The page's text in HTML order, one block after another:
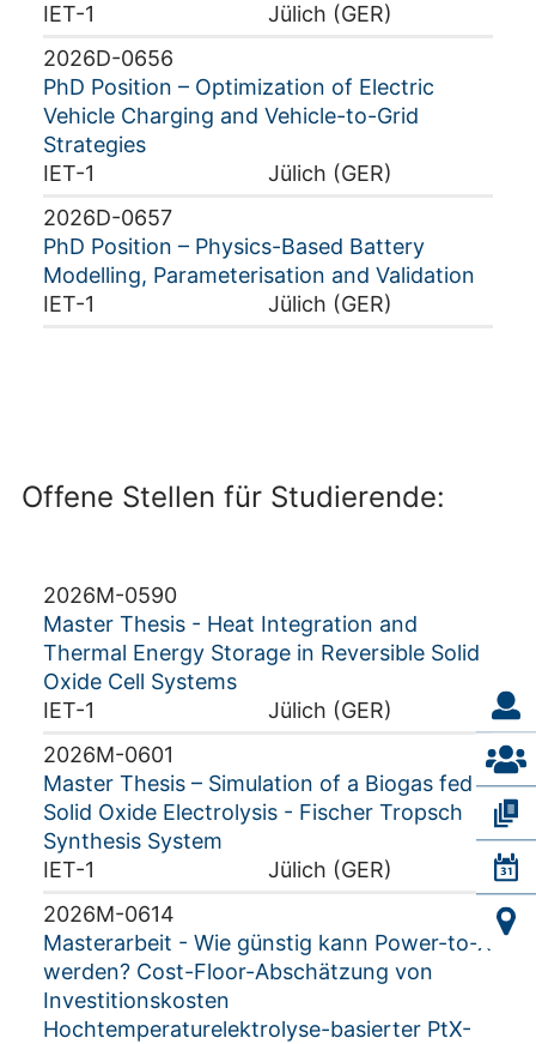
IET-1
Jülich (GER)
2026D-0656
PhD Position – Optimization of Electric
Vehicle Charging and Vehicle-to-Grid
Strategies
IET-1
Jülich (GER)
2026D-0657
PhD Position – Physics-Based Battery
Modelling, Parameterisation and Validation
IET-1
Jülich (GER)
Offene Stellen für Studierende:
2026M-0590
Master Thesis - Heat Integration and
Thermal Energy Storage in Reversible Solid
Oxide Cell Systems
IET-1
Jülich (GER)
2026M-0601
Master Thesis – Simulation of a Biogas fed
Solid Oxide Electrolysis - Fischer Tropsch
Synthesis System
IET-1
Jülich (GER)
2026M-0614
Masterarbeit - Wie günstig kann Power-to-X
werden? Cost-Floor-Abschätzung von
Investitionskosten
Hochtemperaturelektrolyse-basierter PtX-